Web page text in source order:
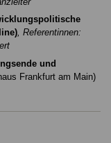
, Referentinnen:
und
Frankfurt am Main)